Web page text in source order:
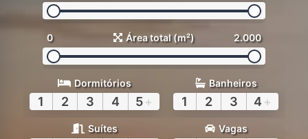
0 Área total (m²) 2.000
Dormitórios
1 2 3 4 5+
Banheiros
1 2 3 4 +
Suítes Vagas